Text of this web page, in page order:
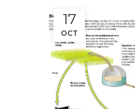
17
OCT